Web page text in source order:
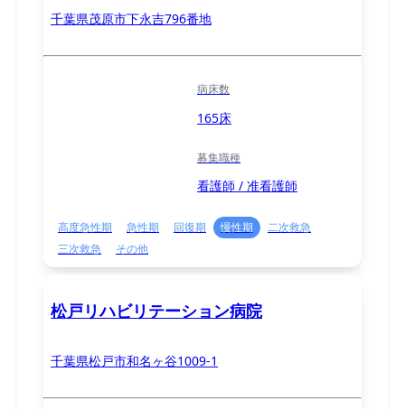
千葉県茂原市下永吉796番地
病床数
165床
募集職種
看護師 / 准看護師
高度急性期 急性期 回復期 慢性期
二次救急
三次救急
その他
松戸リハビリテーション病院
千葉県松戸市和名ヶ谷1009-1